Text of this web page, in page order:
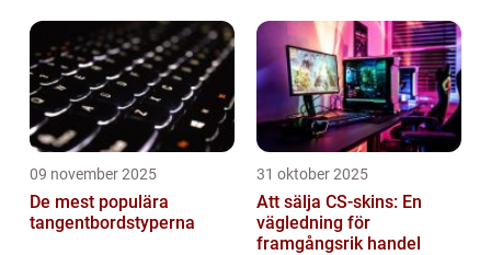
09 november 2025
De mest populära
tangentbordstyperna
31 oktober 2025
Att sälja CS-skins: En
vägledning för
framgångsrik handel